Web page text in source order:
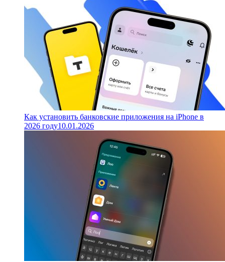
Как установить банковские приложения на iPhone в
2026 году10.01.2026